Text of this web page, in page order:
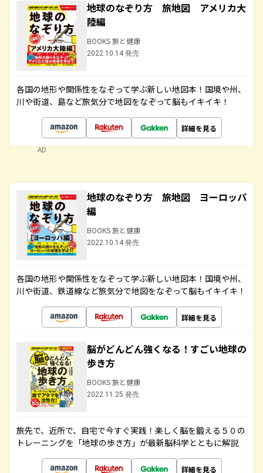
地球のなぞり方 旅地図 アメリカ大
陸編
BOOKS 旅と健康
2022.10.14 発売
各国の地形や関係性をなぞって学ぶ新しい地図本！国境や州、
川や街道、島など旅気分で地図をなぞって脳もイキイキ！
詳細を見る
AD
地球のなぞり方 旅地図 ヨーロッパ
編
BOOKS 旅と健康
2022.10.14 発売
各国の地形や関係性をなぞって学ぶ新しい地図本！国境や州、
川や街道、鉄道線など旅気分で地図をなぞって脳もイキイキ！
詳細を見る
脳がどんどん強くなる！すごい地球の
歩き方
BOOKS 旅と健康
2022.11.25 発売
旅先で、近所で、自宅で今すぐ実践！楽しく脳を鍛える５０の
トレーニングを「地球の歩き方」が最新脳科学とともに解説
詳細を見る